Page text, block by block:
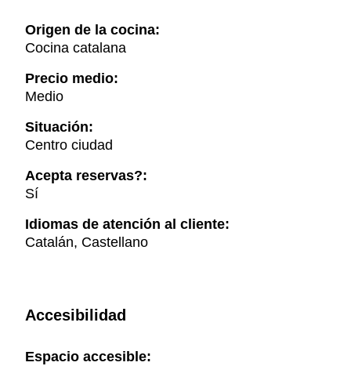
Origen de la cocina:
Cocina catalana
Precio medio:
Medio
Situación:
Centro ciudad
Acepta reservas?:
Sí
Idiomas de atención al cliente:
Catalán, Castellano
Accesibilidad
Espacio accesible: